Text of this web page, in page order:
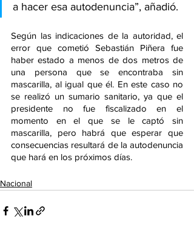
a hacer esa autodenuncia”, añadió.
Según las indicaciones de la autoridad, el
error que cometió Sebastián Piñera fue
haber estado a menos de dos metros de
una persona que se encontraba sin
mascarilla, al igual que él. En este caso no
se realizó un sumario sanitario, ya que el
presidente no fue fiscalizado en el
momento en el que se le captó sin
mascarilla, pero habrá que esperar que
consecuencias resultará de la autodenuncia
que hará en los próximos días.
Nacional